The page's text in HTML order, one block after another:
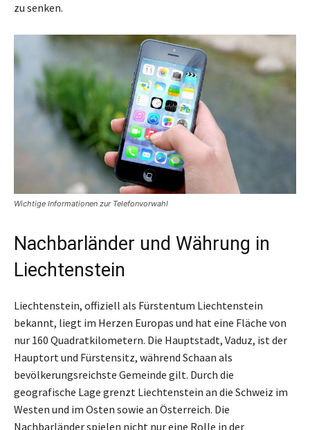
zu senken.
Wichtige Informationen zur Telefonvorwahl
Nachbarländer und Währung in
Liechtenstein
Liechtenstein, offiziell als Fürstentum Liechtenstein
bekannt, liegt im Herzen Europas und hat eine Fläche von
nur 160 Quadratkilometern. Die Hauptstadt, Vaduz, ist der
Hauptort und Fürstensitz, während Schaan als
bevölkerungsreichste Gemeinde gilt. Durch die
geografische Lage grenzt Liechtenstein an die Schweiz im
Westen und im Osten sowie an Österreich. Die
Nachbarländer spielen nicht nur eine Rolle in der